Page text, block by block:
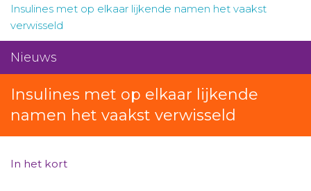
Zorginstellingen
Projecten
Over IVM
Actueel
Contact
Insulines met op elkaar lijkende namen het vaakst
verwisseld
Nieuws
Insulines met op elkaar lijkende
namen het vaakst verwisseld
In het kort